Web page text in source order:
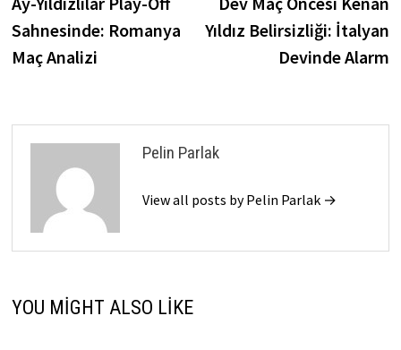
gezinmesi
Sahnesinde: Romanya
Maç Analizi
Yıldız Belirsizliği: İtalyan
Devinde Alarm
Pelin Parlak
View all posts by Pelin Parlak →
YOU MIGHT ALSO LIKE